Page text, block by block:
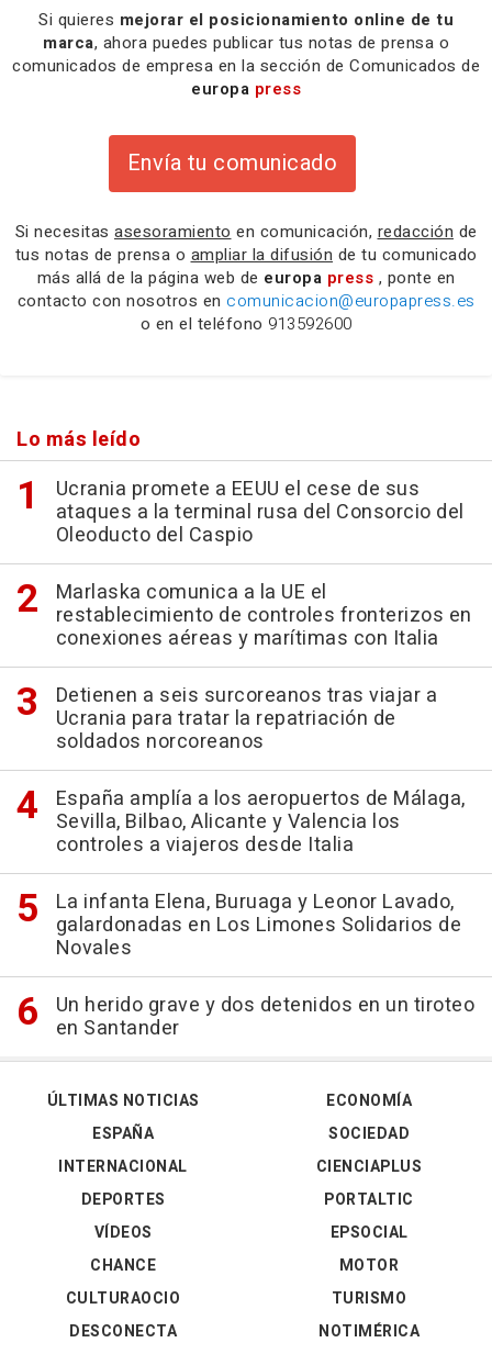
Si quieres mejorar el posicionamiento online de tu
marca, ahora puedes publicar tus notas de prensa o
comunicados de empresa en la sección de Comunicados de
europa press
Envía tu comunicado
Si necesitas asesoramiento en comunicación, redacción de
tus notas de prensa o ampliar la difusión de tu comunicado
más allá de la página web de europa press , ponte en
contacto con nosotros en comunicacion@europapress.es
o en el teléfono 913592600
Lo más leído
Ucrania promete a EEUU el cese de sus
ataques a la terminal rusa del Consorcio del
Oleoducto del Caspio
Marlaska comunica a la UE el
restablecimiento de controles fronterizos en
conexiones aéreas y marítimas con Italia
Detienen a seis surcoreanos tras viajar a
Ucrania para tratar la repatriación de
soldados norcoreanos
España amplía a los aeropuertos de Málaga,
Sevilla, Bilbao, Alicante y Valencia los
controles a viajeros desde Italia
La infanta Elena, Buruaga y Leonor Lavado,
galardonadas en Los Limones Solidarios de
Novales
Un herido grave y dos detenidos en un tiroteo
en Santander
ÚLTIMAS NOTICIAS
ESPAÑA
INTERNACIONAL
DEPORTES
VÍDEOS
ECONOMÍA
SOCIEDAD
CIENCIAPLUS
PORTALTIC
EPSOCIAL
CHANCE
CULTURAOCIO
DESCONECTA
MOTOR
TURISMO
NOTIMÉRICA